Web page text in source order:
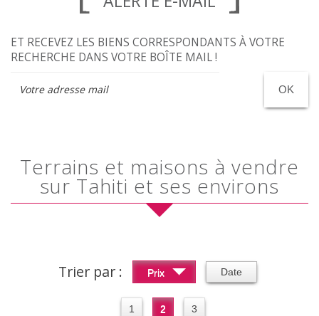
ET RECEVEZ LES BIENS CORRESPONDANTS À VOTRE
RECHERCHE DANS VOTRE BOÎTE MAIL !
OK
Terrains et maisons à vendre
sur Tahiti et ses environs
Trier par : Prix Date
1 2 3